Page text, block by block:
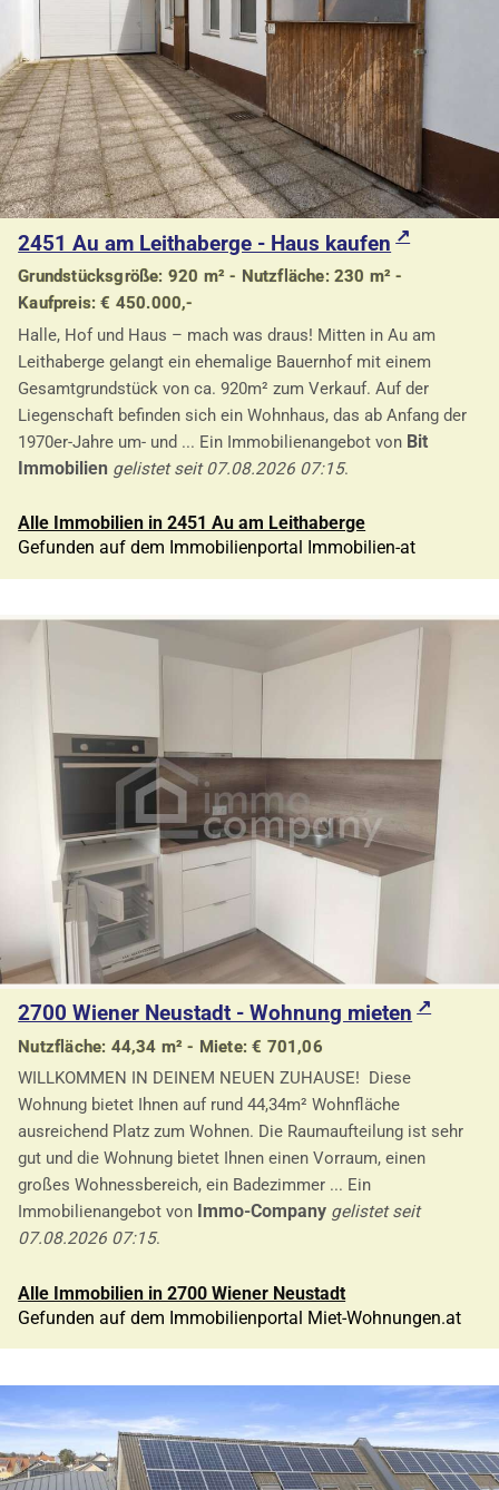
2451 Au am Leithaberge - Haus kaufen
Grundstücksgröße: 920 m² - Nutzfläche: 230 m² -
Kaufpreis: € 450.000,-
Halle, Hof und Haus – mach was draus! Mitten in Au am
Leithaberge gelangt ein ehemalige Bauernhof mit einem
Gesamtgrundstück von ca. 920m² zum Verkauf. Auf der
Liegenschaft befinden sich ein Wohnhaus, das ab Anfang der
1970er-Jahre um- und ... Ein Immobilienangebot von Bit
Immobilien gelistet seit 07.08.2026 07:15.
Alle Immobilien in 2451 Au am Leithaberge
Gefunden auf dem Immobilienportal Immobilien-at
2700 Wiener Neustadt - Wohnung mieten
Nutzfläche: 44,34 m² - Miete: € 701,06
WILLKOMMEN IN DEINEM NEUEN ZUHAUSE! Diese
Wohnung bietet Ihnen auf rund 44,34m² Wohnfläche
ausreichend Platz zum Wohnen. Die Raumaufteilung ist sehr
gut und die Wohnung bietet Ihnen einen Vorraum, einen
großes Wohnessbereich, ein Badezimmer ... Ein
Immobilienangebot von Immo-Company gelistet seit
07.08.2026 07:15.
Alle Immobilien in 2700 Wiener Neustadt
Gefunden auf dem Immobilienportal Miet-Wohnungen.at